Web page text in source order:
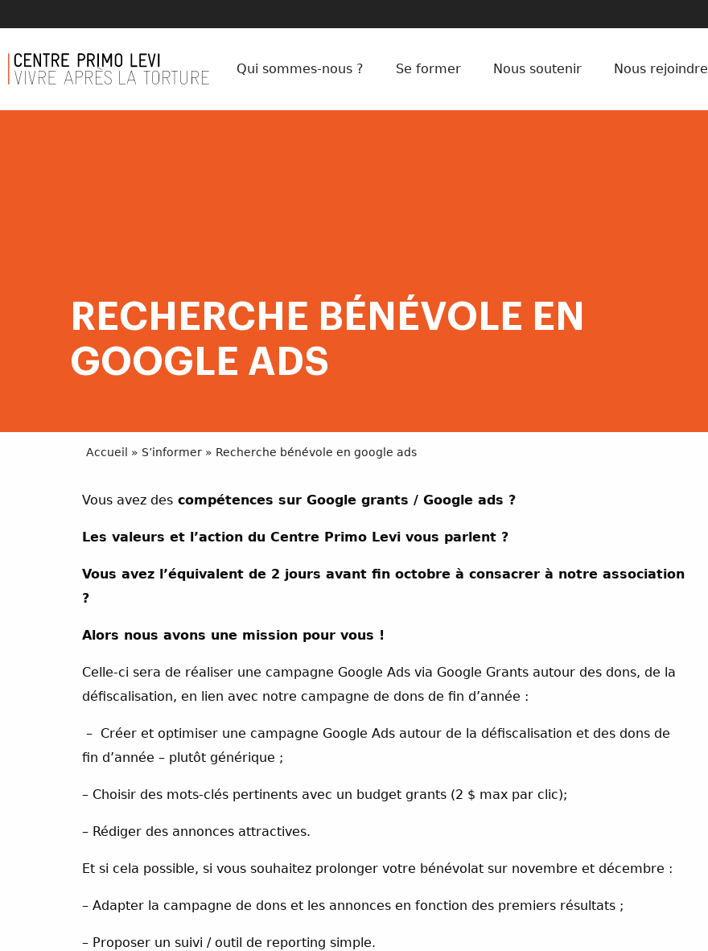
Qui sommes-nous ? Se former Nous soutenir Nous rejoindre
RECHERCHE BÉNÉVOLE EN
GOOGLE ADS
Accueil » S’informer » Recherche bénévole en google ads
Vous avez des compétences sur Google grants / Google ads ?
Les valeurs et l’action du Centre Primo Levi vous parlent ?
Vous avez l’équivalent de 2 jours avant fin octobre à consacrer à notre association
?
Alors nous avons une mission pour vous !
Celle-ci sera de réaliser une campagne Google Ads via Google Grants autour des dons, de la
défiscalisation, en lien avec notre campagne de dons de fin d’année :
– Créer et optimiser une campagne Google Ads autour de la défiscalisation et des dons de
fin d’année – plutôt générique ;
– Choisir des mots-clés pertinents avec un budget grants (2 $ max par clic);
– Rédiger des annonces attractives.
Et si cela possible, si vous souhaitez prolonger votre bénévolat sur novembre et décembre :
– Adapter la campagne de dons et les annonces en fonction des premiers résultats ;
– Proposer un suivi / outil de reporting simple.